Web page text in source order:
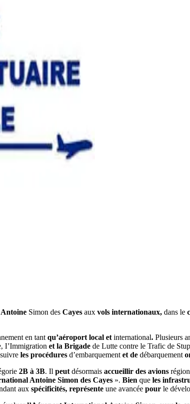
Antoine Simon des Cayes aux vols internationaux, dans le
en tant qu’aéroport local et international. Plusieurs
, I’Immigration et la Brigade de Lutte contre le Trafic de
suivre les procédures d’embarquement et de débarquement
2B à 3B. Il peut désormais accueillir des avions
Antoine Simon des Cayes ». Bien que les
aux spécificités, représente une avancée pour le